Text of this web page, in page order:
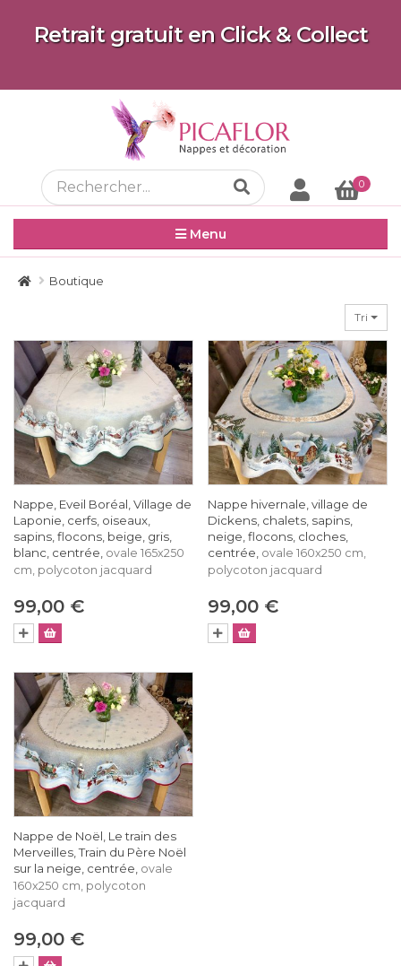
Retrait gratuit en Click & Collect
0
Menu
Boutique
Tri
Nappe, Eveil Boréal, Village de
Laponie, cerfs, oiseaux,
sapins, flocons, beige, gris,
blanc, centrée, ovale 165x250
cm, polycoton jacquard
99,00 €
Nappe hivernale, village de
Dickens, chalets, sapins,
neige, flocons, cloches,
centrée, ovale 160x250 cm,
polycoton jacquard
99,00 €
Nappe de Noël, Le train des
Merveilles, Train du Père Noël
sur la neige, centrée, ovale
160x250 cm, polycoton
jacquard
99,00 €